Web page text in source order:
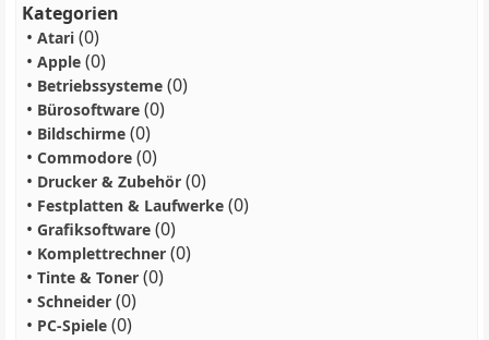
Kategorien
• Atari(0)
• Apple(0)
• Betriebssysteme(0)
• Bürosoftware(0)
• Bildschirme(0)
• Commodore(0)
• Drucker & Zubehör(0)
• Festplatten & Laufwerke(0)
• Grafiksoftware(0)
• Komplettrechner(0)
• Tinte & Toner(0)
• Schneider(0)
• PC-Spiele(0)